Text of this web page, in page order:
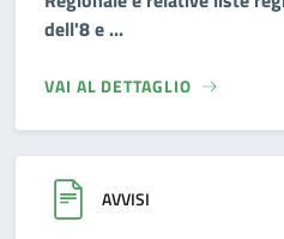
dell'8 e ...
VAI AL DETTAGLIO
AVVISI